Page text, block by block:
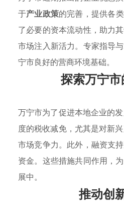
于产业政策的完善，提供各
了必要的资本流动性，助力
市场注入新活力。专家指导
宁市良好的营商环境基础。
探索万宁
万宁市为了促进本地企业的
度的税收减免，尤其是对新
市场竞争力。此外，融资支
资金。这些措施共同作用，
展中。
推动创